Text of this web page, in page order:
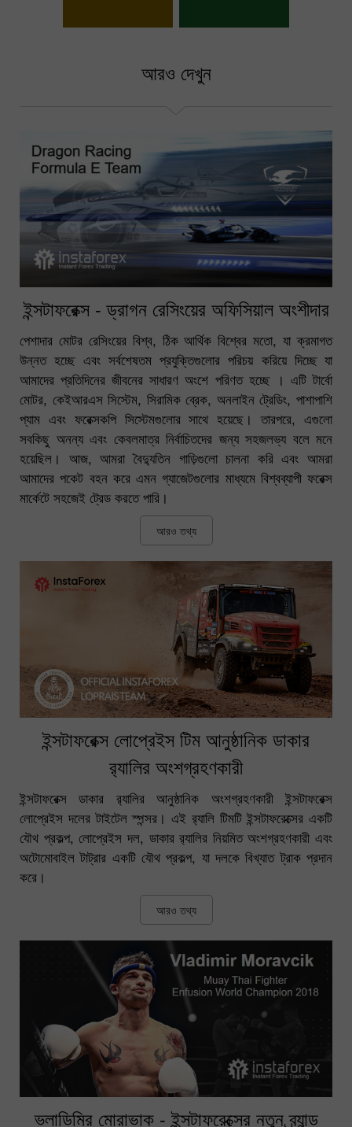
আরও দেখুন
ইন্সটাফরেক্স - ড্রাগন রেসিংয়ের অফিসিয়াল অংশীদার
পেশাদার মোটর রেসিংয়ের বিশ্ব, ঠিক আর্থিক বিশ্বের মতো, যা ক্রমাগত
উন্নত হচ্ছে এবং সর্বশেষতম প্রযুক্তিগুলোর পরিচয় করিয়ে দিচ্ছে যা
আমাদের প্রতিদিনের জীবনের সাধারণ অংশে পরিণত হচ্ছে । এটি টার্বো
মোটর, কেইআরএস সিস্টেম, সিরামিক ব্রেক, অনলাইন ট্রেডিং, পাশাপাশি
প্যাম এবং ফরেক্সকপি সিস্টেমগুলোর সাথে হয়েছে। তারপরে, এগুলো
সবকিছু অনন্য এবং কেবলমাত্র নির্বাচিতদের জন্য সহজলভ্য বলে মনে
হয়েছিল। আজ, আমরা বৈদ্যুতিন গাড়িগুলো চালনা করি এবং আমরা
আমাদের পকেট বহন করে এমন গ্যাজেটগুলোর মাধ্যমে বিশ্বব্যাপী ফরেক্স
মার্কেটে সহজেই ট্রেড করতে পারি।
আরও তথ্য
ইন্সটাফরেক্স লোপ্রেইস টিম আনুষ্ঠানিক ডাকার
র‍্যালির অংশগ্রহণকারী
ইন্সটাফরেক্স ডাকার র‍্যালির আনুষ্ঠানিক অংশগ্রহণকারী ইন্সটাফরেক্স
লোপ্রেইস দলের টাইটেল স্পন্সর। এই র‍্যালি টিমটি ইন্সটাফরেক্সের একটি
যৌথ প্রকল্প, লোপ্রেইস দল, ডাকার র‍্যালির নিয়মিত অংশগ্রহণকারী এবং
অটোমোবাইল টাট্রার একটি যৌথ প্রকল্প, যা দলকে বিখ্যাত ট্রাক প্রদান
করে।
আরও তথ্য
ভ্লাডিমির মোরাভাক - ইন্সটাফরেক্সের নতুন ব্র্যান্ড